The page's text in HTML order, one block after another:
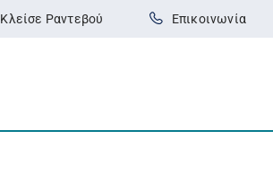
Κλείσε Ραντεβού Επικοινωνία